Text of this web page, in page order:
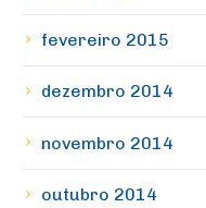
fevereiro 2015
dezembro 2014
novembro 2014
outubro 2014